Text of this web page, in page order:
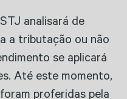
analisará de
a tributação ou não
se aplicará
Até este momento,
proferidas pela